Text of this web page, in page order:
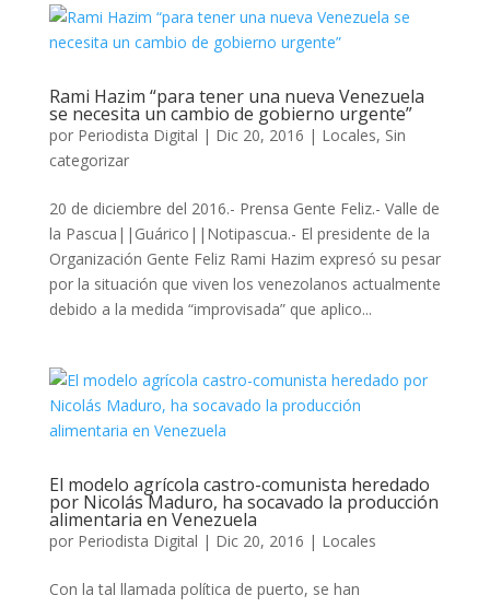
Rami Hazim “para tener una nueva Venezuela
se necesita un cambio de gobierno urgente”
por Periodista Digital | Dic 20, 2016 | Locales, Sin
categorizar
20 de diciembre del 2016.- Prensa Gente Feliz.- Valle de
la Pascua||Guárico||Notipascua.- El presidente de la
Organización Gente Feliz Rami Hazim expresó su pesar
por la situación que viven los venezolanos actualmente
debido a la medida “improvisada” que aplico...
El modelo agrícola castro-comunista heredado
por Nicolás Maduro, ha socavado la producción
alimentaria en Venezuela
por Periodista Digital | Dic 20, 2016 | Locales
Con la tal llamada política de puerto, se han